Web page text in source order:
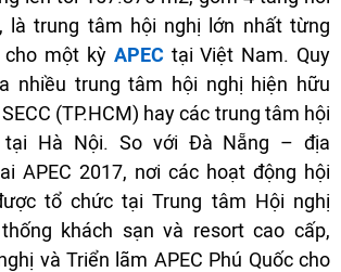
là trung tâm hội nghị lớn nhất từng
cho một kỳ APEC tại Việt Nam. Quy
nhiều trung tâm hội nghị hiện hữu
(TP.HCM) hay các trung tâm hội
tại Hà Nội. So với Đà Nẵng – địa
APEC 2017, nơi các hoạt động hội
tổ chức tại Trung tâm Hội nghị
khách sạn và resort cao cấp,
và Triển lãm APEC Phú Quốc cho